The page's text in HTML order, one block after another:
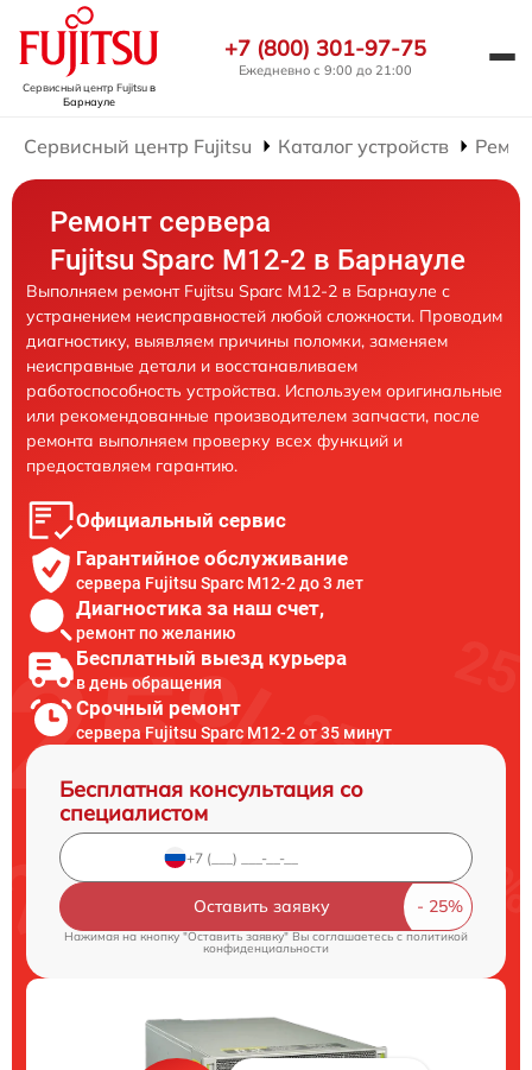
Сервисный центр Fujitsuв
Барнауле
+7 (800) 301-97-75
Ежедневно с 9:00 до 21:00
Сервисный центр Fujitsu Каталог устройств
Ремонт сервера
Fujitsu Sparc M12-2 в Барнауле
Выполняем ремонт Fujitsu Sparc M12-2 в Барнауле с
устранением неисправностей любой сложности. Проводим
диагностику, выявляем причины поломки, заменяем
неисправные детали и восстанавливаем
работоспособность устройства. Используем оригинальные
или рекомендованные производителем запчасти, после
ремонта выполняем проверку всех функций и
предоставляем гарантию.
Официальный сервис
Гарантийное обслуживание
сервера Fujitsu Sparc M12-2 до 3 лет
Диагностика за наш счет,
ремонт по желанию
Бесплатный выезд курьера
в день обращения
Срочный ремонт
сервера Fujitsu Sparc M12-2 от 35 минут
Бесплатная консультация со
специалистом
Оставить заявку
Нажимая на кнопку "Оставить заявку" Вы соглашаетесь cполитикой
конфиденциальности